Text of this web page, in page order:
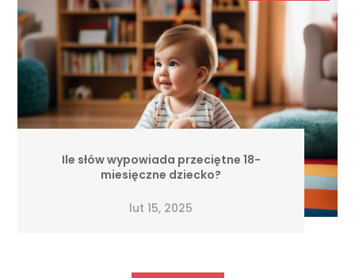
Ile słów wypowiada przeciętne 18-
miesięczne dziecko?
lut 15, 2025